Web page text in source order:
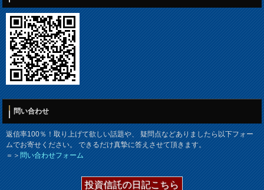
問い合わせ
返信率100％！取り上げて欲しい話題や、 疑問点などありましたら以下フォー
ムでお寄せください。 できるだけ真摯に答えさせて頂きます。
＝＞問い合わせフォーム
投資信託の日記こちら